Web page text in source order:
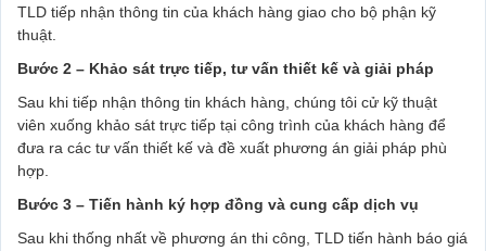
TLD tiếp nhận thông tin của khách hàng giao cho bộ phận kỹ
thuật.
Bước 2 – Khảo sát trực tiếp, tư vấn thiết kế và giải pháp
Sau khi tiếp nhận thông tin khách hàng, chúng tôi cử kỹ thuật
viên xuống khảo sát trực tiếp tại công trình của khách hàng để
đưa ra các tư vấn thiết kế và đề xuất phương án giải pháp phù
hợp.
Bước 3 – Tiến hành ký hợp đồng và cung cấp dịch vụ
Sau khi thống nhất về phương án thi công, TLD tiến hành báo giá